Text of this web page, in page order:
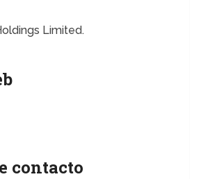
Limited.
contacto